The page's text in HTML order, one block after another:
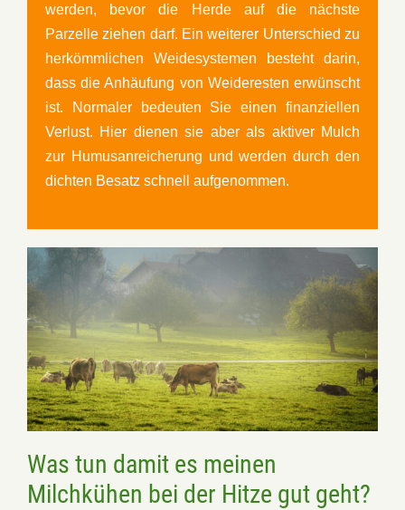
werden, bevor die Herde auf die nächste
Parzelle ziehen darf. Ein weiterer Unterschied zu
herkömmlichen Weidesystemen besteht darin,
dass die Anhäufung von Weideresten erwünscht
ist. Normaler bedeuten Sie einen finanziellen
Verlust. Hier dienen sie aber als aktiver Mulch
zur Humusanreicherung und werden durch den
dichten Besatz schnell aufgenommen.
Was tun damit es meinen
Milchkühen bei der Hitze gut geht?